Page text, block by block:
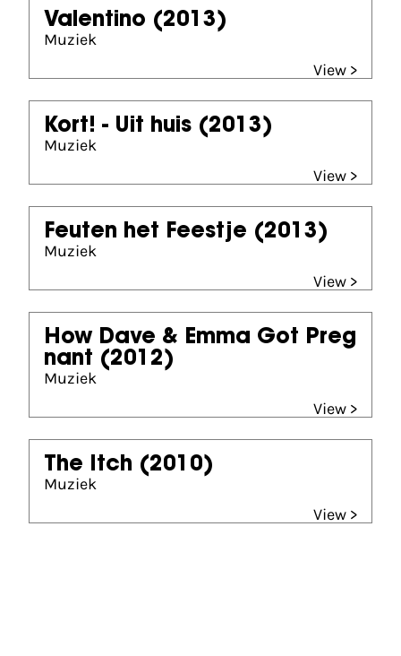
Valentino (2013)
Muziek
View >
Kort! - Uit huis (2013)
Muziek
View >
Feuten het Feestje (2013)
Muziek
View >
How Dave & Emma Got Preg
nant (2012)
Muziek
View >
The Itch (2010)
Muziek
View >